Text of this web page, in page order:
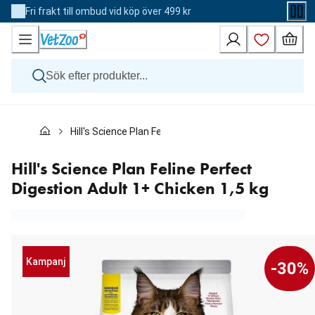
Skip
to
Content
Fri frakt till ombud vid köp över 499 kr
Katt
Veterinärfoder
Varumärken
Nyheter
Hill's Science Plan Feline Perfect Digestion Adult 1+
Hill's Science Plan Feline Perfect
Digestion Adult 1+ Chicken 1,5 kg
Kampanj -30%